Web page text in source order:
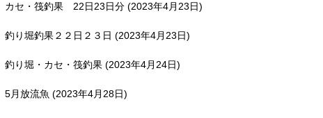
カセ・筏釣果 22日23日分 (2023年4月23日)
釣り堀釣果２２日２３日 (2023年4月23日)
釣り堀・カセ・筏釣果 (2023年4月24日)
5月放流魚 (2023年4月28日)